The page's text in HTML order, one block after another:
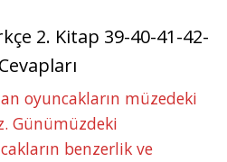
2. Kitap 39-40-41-42-
oyuncakların müzedeki
Günümüzdeki
benzerlik ve